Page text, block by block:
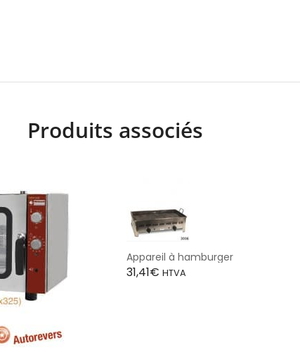
Produits associés
Appareil à hamburger
31,41€ HTVA